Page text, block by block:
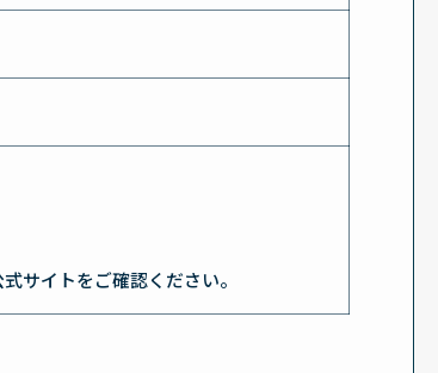
サイトをご確認ください。